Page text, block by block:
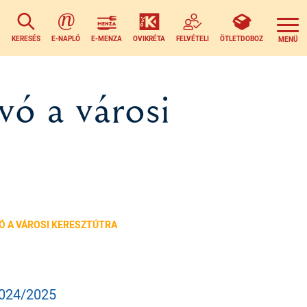
KERESÉS E-NAPLÓ E-MENZA OVIKRÉTA FELVÉTELI ÖTLETDOBOZ
a városi
A VÁROSI KERESZTÚTRA
2025